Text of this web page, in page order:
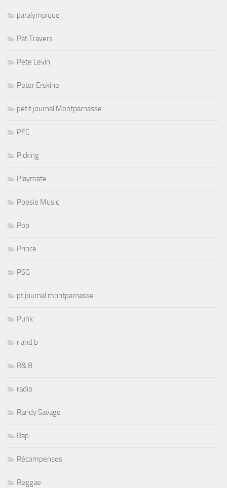
paralympique
Pat Travers
Pete Levin
Peter Erskine
petit journal Montparnasse
PFC
Picking
Playmate
Poesie Music
Pop
Prince
PSG
pt journal montparnasse
Punk
r and b
R& B
radio
Randy Savage
Rap
Récompenses
Reggae